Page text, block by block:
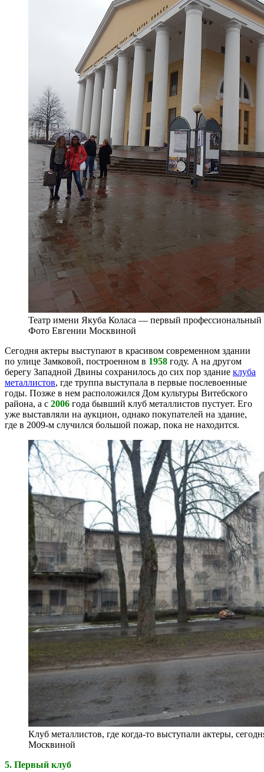
Театр имени Якуба Коласа — первый профессиональный
Фото Евгении Москвиной
Сегодня актеры выступают в красивом современном здании
по улице Замковой, построенном в 1958 году. А на другом
берегу Западной Двины сохранилось до сих пор здание клуба
металлистов, где труппа выступала в первые послевоенные
годы. Позже в нем расположился Дом культуры Витебского
района, а с 2006 года бывший клуб металлистов пустует. Его
уже выставляли на аукцион, однако покупателей на здание,
где в 2009-м случился большой пожар, пока не находится.
Клуб металлистов, где когда-то выступали актеры,
Москвиной
5. Первый клуб